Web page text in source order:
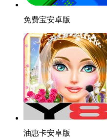
免费宝安卓版
油惠卡安卓版